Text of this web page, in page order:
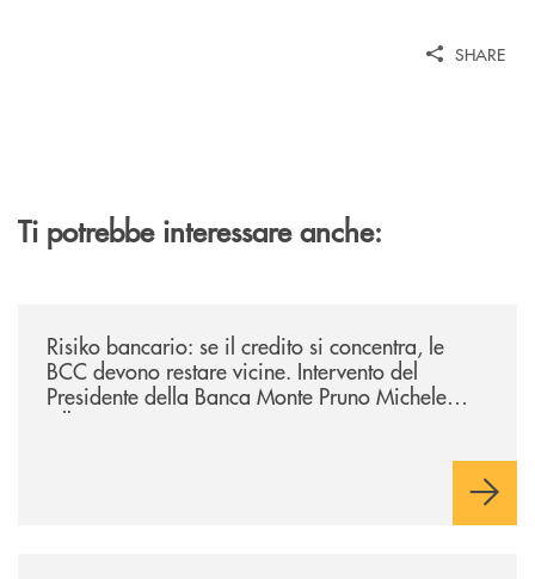
SHARE
Ti potrebbe interessare anche:
Risiko bancario: se il credito si concentra, le
BCC devono restare vicine. Intervento del
Presidente della Banca Monte Pruno Michele
Albanese.